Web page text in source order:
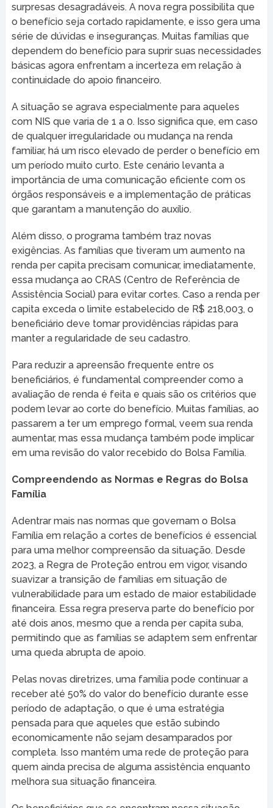
surpresas desagradáveis. A nova regra possibilita que
o benefício seja cortado rapidamente, e isso gera uma
série de dúvidas e inseguranças. Muitas famílias que
dependem do benefício para suprir suas necessidades
básicas agora enfrentam a incerteza em relação à
continuidade do apoio financeiro.
A situação se agrava especialmente para aqueles
com NIS que varia de 1 a 0. Isso significa que, em caso
de qualquer irregularidade ou mudança na renda
familiar, há um risco elevado de perder o benefício em
um período muito curto. Este cenário levanta a
importância de uma comunicação eficiente com os
órgãos responsáveis e a implementação de práticas
que garantam a manutenção do auxílio.
Além disso, o programa também traz novas
exigências. As famílias que tiveram um aumento na
renda per capita precisam comunicar, imediatamente,
essa mudança ao CRAS (Centro de Referência de
Assistência Social) para evitar cortes. Caso a renda per
capita exceda o limite estabelecido de R$ 218,003, o
beneficiário deve tomar providências rápidas para
manter a regularidade de seu cadastro.
Para reduzir a apreensão frequente entre os
beneficiários, é fundamental compreender como a
avaliação de renda é feita e quais são os critérios que
podem levar ao corte do benefício. Muitas famílias, ao
passarem a ter um emprego formal, veem sua renda
aumentar, mas essa mudança também pode implicar
em uma revisão do valor recebido do Bolsa Família.
Compreendendo as Normas e Regras do Bolsa
Família
Adentrar mais nas normas que governam o Bolsa
Família em relação a cortes de benefícios é essencial
para uma melhor compreensão da situação. Desde
2023, a Regra de Proteção entrou em vigor, visando
suavizar a transição de famílias em situação de
vulnerabilidade para um estado de maior estabilidade
financeira. Essa regra preserva parte do benefício por
até dois anos, mesmo que a renda per capita suba,
permitindo que as famílias se adaptem sem enfrentar
uma queda abrupta de apoio.
Pelas novas diretrizes, uma família pode continuar a
receber até 50% do valor do benefício durante esse
período de adaptação, o que é uma estratégia
pensada para que aqueles que estão subindo
economicamente não sejam desamparados por
completa. Isso mantém uma rede de proteção para
quem ainda precisa de alguma assistência enquanto
melhora sua situação financeira.